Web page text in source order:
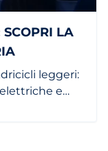
LA
leggeri:
e